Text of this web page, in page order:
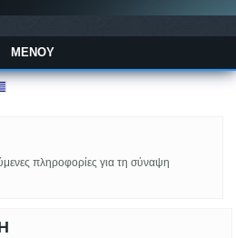
ΜΕΝΟΎ
πληροφορίες για τη σύναψη